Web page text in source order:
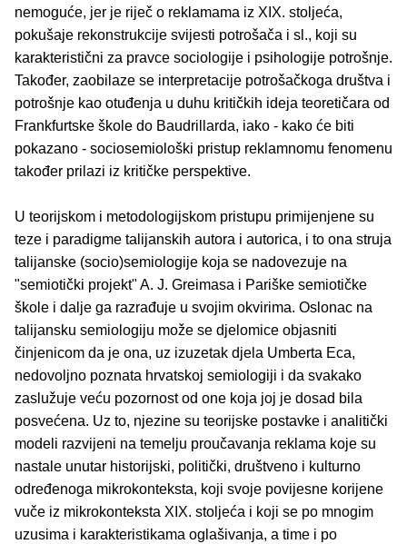
nemoguće, jer je riječ o reklamama iz XIX. stoljeća,
pokušaje rekonstrukcije svijesti potrošača i sl., koji su
karakteristični za pravce sociologije i psihologije potrošnje.
Također, zaobilaze se interpretacije potrošačkoga društva i
potrošnje kao otuđenja u duhu kritičkih ideja teoretičara od
Frankfurtske škole do Baudrillarda, iako - kako će biti
pokazano - sociosemiološki pristup reklamnomu fenomenu
također prilazi iz kritičke perspektive.
U teorijskom i metodologijskom pristupu primijenjene su
teze i paradigme talijanskih autora i autorica, i to ona struja
talijanske (socio)semiologije koja se nadovezuje na
"semiotički projekt" A. J. Greimasa i Pariške semiotičke
škole i dalje ga razrađuje u svojim okvirima. Oslonac na
talijansku semiologiju može se djelomice objasniti
činjenicom da je ona, uz izuzetak djela Umberta Eca,
nedovoljno poznata hrvatskoj semiologiji i da svakako
zaslužuje veću pozornost od one koja joj je dosad bila
posvećena. Uz to, njezine su teorijske postavke i analitički
modeli razvijeni na temelju proučavanja reklama koje su
nastale unutar historijski, politički, društveno i kulturno
određenoga mikrokonteksta, koji svoje povijesne korijene
vuče iz mikrokonteksta XIX. stoljeća i koji se po mnogim
uzusima i karakteristikama oglašivanja, a time i po